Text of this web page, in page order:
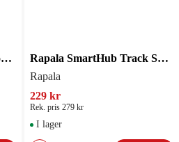
Rapala SmartHub Rod Storage 2-pack
Rapala SmartHub Track System 16
Rapala
229 kr
Rek. pris 279 kr
I lager